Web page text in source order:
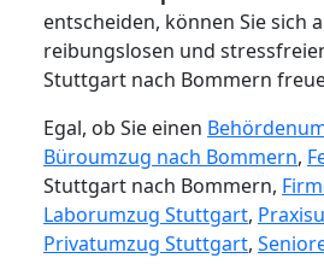
entscheiden, können Sie sich
reibungslosen und
Stuttgart nach Bommern
Egal, ob Sie einen
Büroumzug nach Bommern,
Stuttgart nach Bommern,
Laborumzug Stuttgart,
Privatumzug Stuttgart,